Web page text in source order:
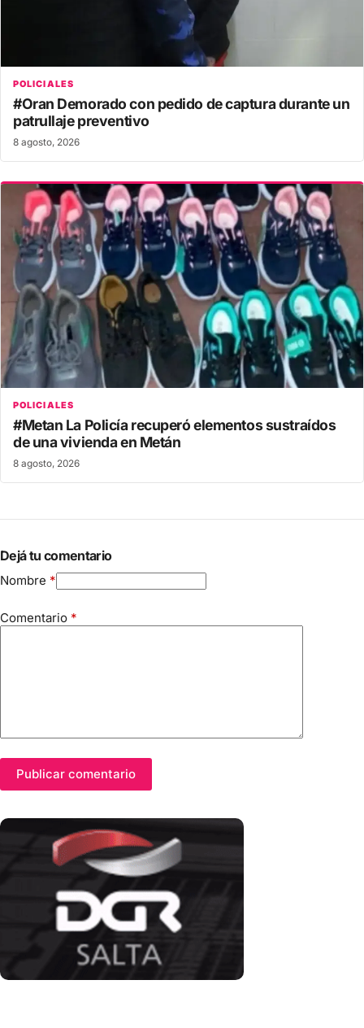
POLICIALES
#Oran Demorado con pedido de captura durante un
patrullaje preventivo
8 agosto, 2026
POLICIALES
#Metan La Policía recuperó elementos sustraídos
de una vivienda en Metán
8 agosto, 2026
Dejá tu comentario
Nombre *
Comentario *
Publicar comentario